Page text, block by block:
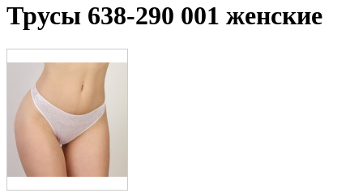
Трусы 638-290 001 женские